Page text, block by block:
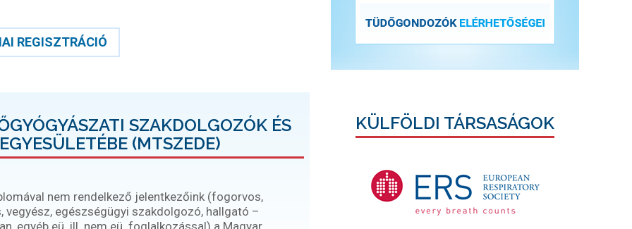
REGISZTRÁCIÓ
SZAKDOLGOZÓK ÉS
(MTSZEDE)
nem rendelkező jelentkezőink (fogorvos,
vegyész, egészségügyi szakdolgozó, hallgató –
egyéb eü. ill. nem eü. foglalkozással) a Magyar
KÜLFÖLDI TÁRSASÁGOK